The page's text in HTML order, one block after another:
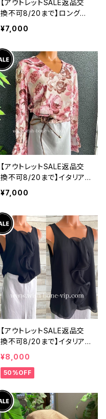
【アウトレットSALE返品交
換不可8/20まで】ロングワ
ンピース・マキシワンピー
ス・サラッと軽やか春夏ワン
¥7,000
【アウトレットSALE返品交
換不可8/20まで】イタリア
製トップス｜ Made in ITA
LY｜フリル長袖 ロマンテ
プス/ピンク-SALE
¥7,000
【アウトレットSALE返品交
換不可8/20まで】イタリア
製 CASADEILUCA ITALY
｜前フリル＆BIGフリルトッ
プス /ブラック
¥8,000
50%OFF